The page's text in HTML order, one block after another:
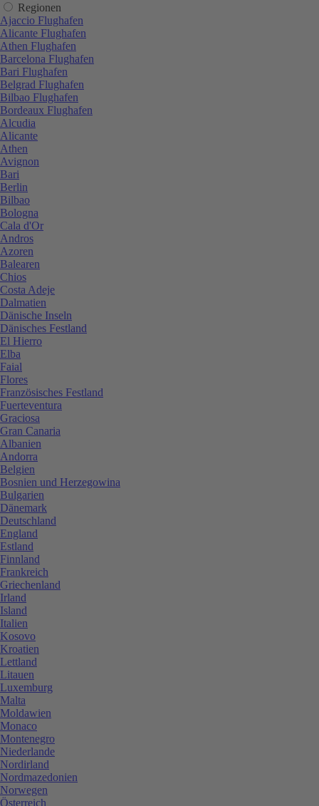
Regionen
Ajaccio Flughafen
Alicante Flughafen
Athen Flughafen
Barcelona Flughafen
Bari Flughafen
Belgrad Flughafen
Bilbao Flughafen
Bordeaux Flughafen
Alcudia
Alicante
Athen
Avignon
Bari
Berlin
Bilbao
Bologna
Cala d'Or
Andros
Azoren
Balearen
Chios
Costa Adeje
Dalmatien
Dänische Inseln
Dänisches Festland
El Hierro
Elba
Faial
Flores
Französisches Festland
Fuerteventura
Graciosa
Gran Canaria
Albanien
Andorra
Belgien
Bosnien und Herzegowina
Bulgarien
Dänemark
Deutschland
England
Estland
Finnland
Frankreich
Griechenland
Irland
Island
Italien
Kosovo
Kroatien
Lettland
Litauen
Luxemburg
Malta
Moldawien
Monaco
Montenegro
Niederlande
Nordirland
Nordmazedonien
Norwegen
Österreich